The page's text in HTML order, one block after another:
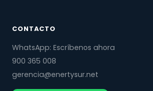
CONTACTO
WhatsApp: Escríbenos ahora
900 365 008
gerencia@enertysur.net